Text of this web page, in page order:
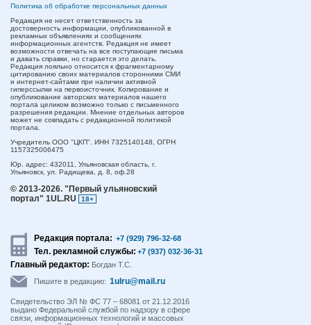
Политика об обработке персональных данных
Редакция не несет ответственность за
достоверность информации, опубликованной в
рекламных объявлениях и сообщениях
информационных агентств. Редакция не имеет
возможности отвечать на все поступающие письма
и давать справки, но старается это делать.
Редакция лояльно относится к фрагментарному
цитированию своих материалов сторонними СМИ
и интернет-сайтами при наличии активной
гиперссылки на первоисточник. Копирование и
опубликование авторских материалов нашего
портала целиком возможно только с письменного
разрешения редакции. Мнение отдельных авторов
может не совпадать с редакционной политикой
портала.
Учредитель ООО "ЦКП". ИНН 7325140148, ОГРН
1157325006475
Юр. адрес: 432011, Ульяновская область, г.
Ульяновск, ул. Радищева, д. 8, оф.28
© 2013-2026. "Первый ульяновский
портал" 1UL.RU
18+
Редакция портала: +7 (929) 796-32-68
Тел. рекламной службы: +7 (937) 032-36-31
Главный редактор: Богдан Т.С.
Пишите в редакцию: 1ulru@mail.ru
Свидетельство ЭЛ № ФС 77 – 68081 от 21.12.2016
выдано Федеральной службой по надзору в сфере
связи, информационных технологий и массовых